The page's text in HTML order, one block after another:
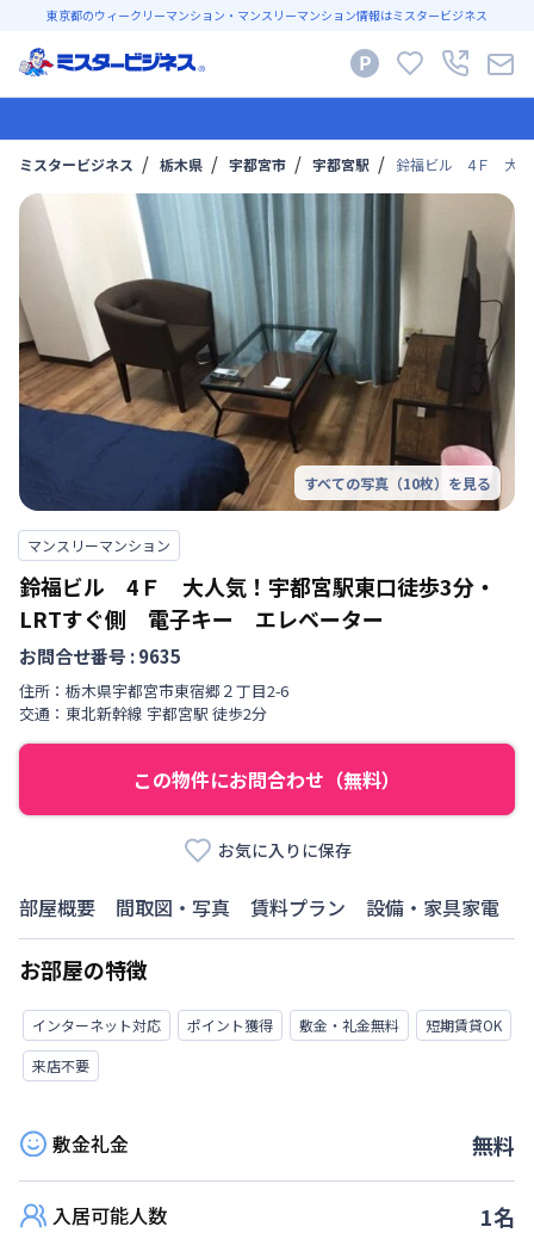
東京都のウィークリーマンション・マンスリーマンション情報はミスタービジネス
ミスタービジネス 栃木県 宇都宮市 宇都宮駅 鈴福ビル 4Ｆ 大人
すべての写真（10枚）を見る
マンスリーマンション
鈴福ビル 4Ｆ 大人気！宇都宮駅東口徒歩3分・
LRTすぐ側 電子キー エレベーター
お問合せ番号 :9635
住所： 栃木県宇都宮市東宿郷 ２丁目2-6
交通： 東北新幹線 宇都宮駅 徒歩2分
この物件にお問合わせ（無料）
お気に入りに保存
部屋概要 間取図・写真 賃料プラン 設備・家具家電
お部屋の特徴
インターネット対応 ポイント獲得 敷金・礼金無料
短期賃貸OK
来店不要
敷金礼金 無料
入居可能人数 1名